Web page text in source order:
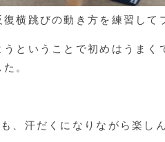
横跳びの動き方を練習して
うということで初めはうま
。
、汗だくになりながら楽し